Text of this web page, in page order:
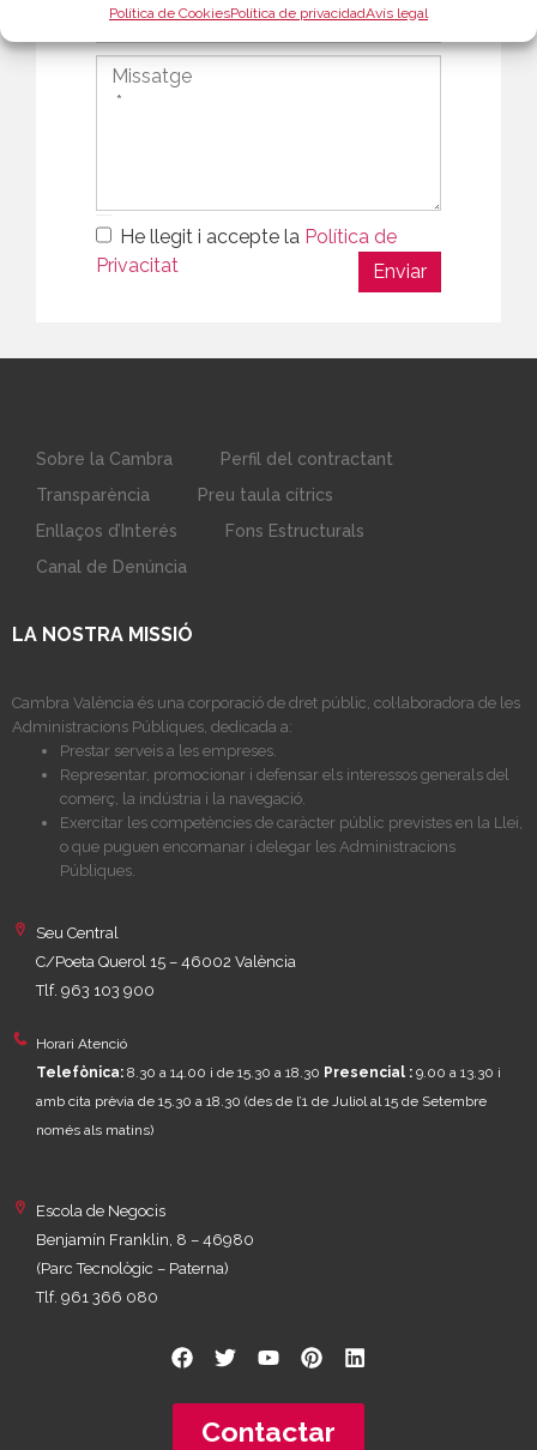
Política de CookiesPolítica de privacidadAvís legal
He llegit i accepte la Política de
Privacitat
Sobre la Cambra
Perfil del contractant
Transparència
Preu taula cítrics
Enllaços d’Interés
Fons Estructurals
Canal de Denúncia
LA NOSTRA MISSIÓ
Cambra València és una corporació de dret públic, col·laboradora de les
Administracions Públiques, dedicada a:
Prestar serveis a les empreses.
Representar, promocionar i defensar els interessos generals del
comerç, la indústria i la navegació.
Exercitar les competències de caràcter públic previstes en la Llei,
o que puguen encomanar i delegar les Administracions
Públiques.
Seu Central
C/Poeta Querol 15 – 46002 València
Tlf. 963 103 900
Horari Atenció
Telefònica: 8.30 a 14.00 i de 15.30 a 18.30 Presencial : 9.00 a 13.30 i
amb cita prèvia de 15.30 a 18.30 (des de l’1 de Juliol al 15 de Setembre
només als matins)
Escola de Negocis
Benjamín Franklin, 8 – 46980
(Parc Tecnològic – Paterna)
Tlf. 961 366 080
Contactar